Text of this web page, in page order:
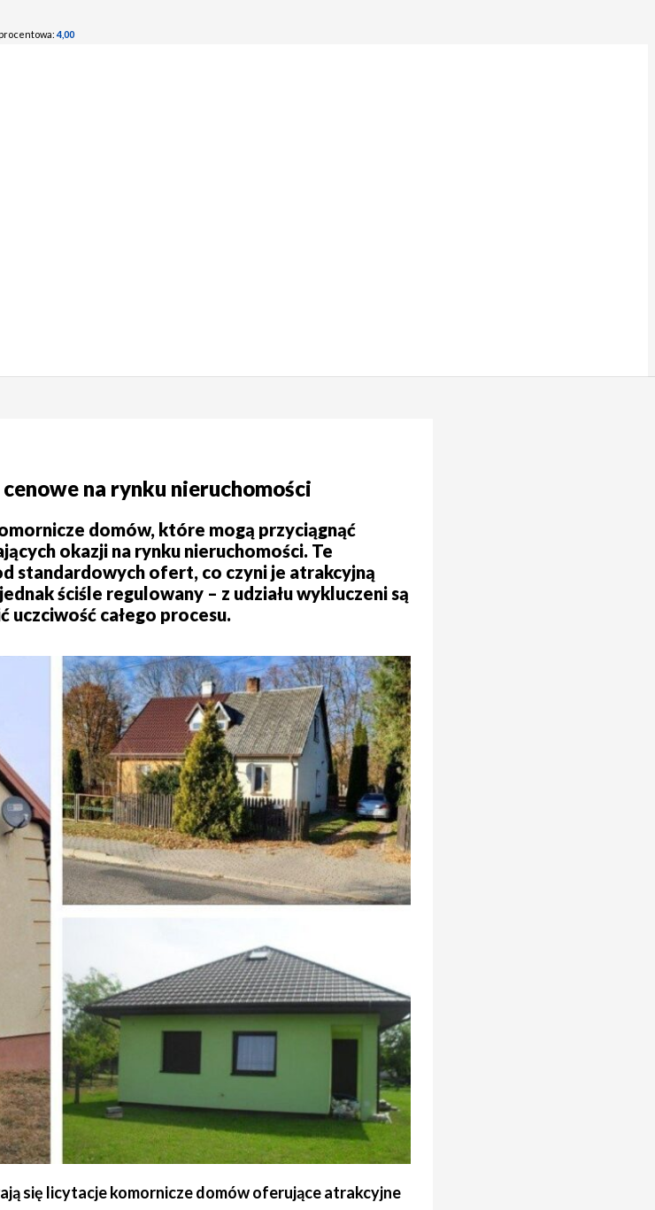
4,00
na rynku nieruchomości
domów, które mogą przyciągnąć
okazji na rynku nieruchomości. Te
standardowych ofert, co czyni je atrakcyjną
ściśle regulowany – z udziału wykluczeni są
uczciwość całego procesu.
się licytacje komornicze domów oferujące atrakcyjne